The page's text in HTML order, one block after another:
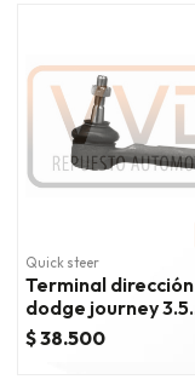
Quick steer
Terminal dirección
dodge journey 3.5
2009/2010
$ 38.500